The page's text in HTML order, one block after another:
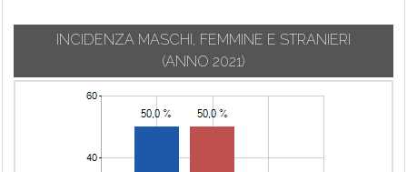
INCIDENZA MASCHI, FEMMINE E STRANIERI
(ANNO 2021)